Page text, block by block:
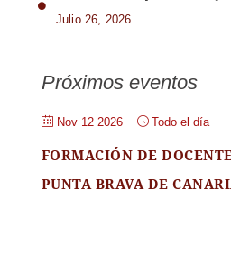
Julio 26, 2026
Próximos eventos
Nov 12 2026 Todo el día
FORMACIÓN DE
PUNTA BRAVA DE